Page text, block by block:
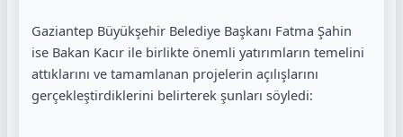
Gaziantep Büyükşehir Belediye Başkanı Fatma Şahin
ise Bakan Kacır ile birlikte önemli yatırımların temelini
attıklarını ve tamamlanan projelerin açılışlarını
gerçekleştirdiklerini belirterek şunları söyledi: